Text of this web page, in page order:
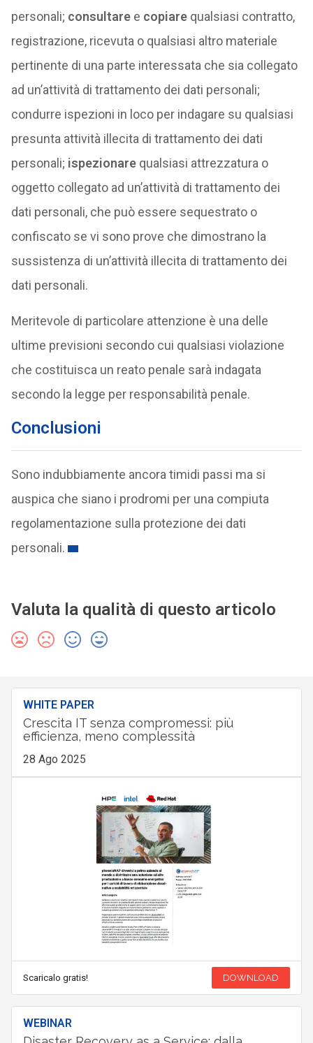
personali; consultaree copiarequalsiasi contratto,
registrazione, ricevuta o qualsiasi altro materiale
pertinente di una parte interessata che sia collegato
ad un’attività di trattamento dei dati personali;
condurre ispezioni in loco per indagare su qualsiasi
presunta attività illecita di trattamento dei dati
personali; ispezionarequalsiasi attrezzatura o
oggetto collegato ad un’attività di trattamento dei
dati personali, che può essere sequestrato o
confiscato se vi sono prove che dimostrano la
sussistenza di un’attività illecita di trattamento dei
dati personali.
Meritevole di particolare attenzione è una delle
ultime previsioni secondo cui qualsiasi violazione
che costituisca un reato penale sarà indagata
secondo la legge per responsabilità penale.
Conclusioni
Sono indubbiamente ancora timidi passi ma si
auspica che siano i prodromi per una compiuta
regolamentazione sulla protezione dei dati
personali.
Valuta la qualità di questo articolo
WHITE PAPER
Crescita IT senza compromessi: più
efficienza, meno complessità
28 Ago 2025
Scaricalo gratis! DOWNLOAD
WEBINAR